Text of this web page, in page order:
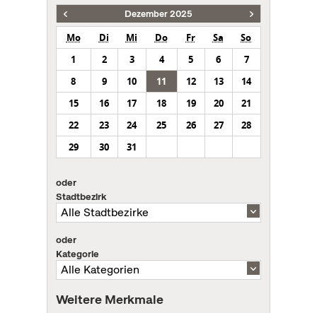
Dezember 2025
Mo Di Mi Do Fr Sa
So
1
2 3 4 5 6
7
8
9 10 11 12 13
14
15
16 17 18 19 20
21
22
23 24 25 26 27
28
29
30 31
oder
Stadtbezirk
oder
Kategorie
Weitere Merkmale